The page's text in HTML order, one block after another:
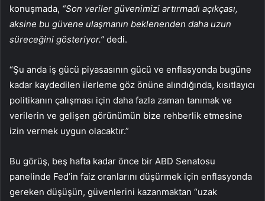
konuşmada, “Son veriler güvenimizi artırmadı açıkçası,
aksine bu güvene ulaşmanın beklenenden daha uzun
süreceğini gösteriyor.” dedi.
“Şu anda iş gücü piyasasının gücü ve enflasyonda bugüne
kadar kaydedilen ilerleme göz önüne alındığında, kısıtlayıcı
politikanın çalışması için daha fazla zaman tanımak ve
verilerin ve gelişen görünümün bize rehberlik etmesine
izin vermek uygun olacaktır.”
Bu görüş, beş hafta kadar önce bir ABD Senatosu
panelinde Fed’in faiz oranlarını düşürmek için enflasyonda
gereken düşüşün, güvenlerini kazanmaktan “uzak